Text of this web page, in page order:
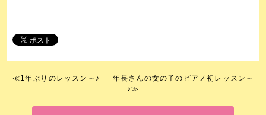
≪1年ぶりのレッスン～♪
年長さんの女の子のピアノ初レッスン～
♪≫